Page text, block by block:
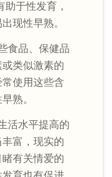
于性发育，
现性早熟。
食品、保健品
类似激素的
使用这些含
熟。
活水平提高的
富，现实的
有关情爱的